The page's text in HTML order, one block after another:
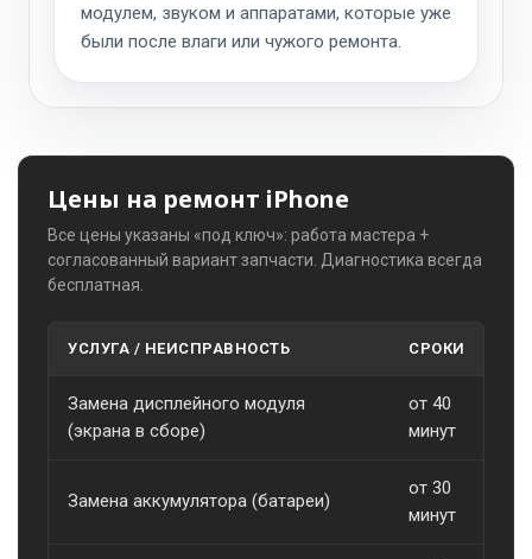
модулем, звуком и аппаратами, которые уже
были после влаги или чужого ремонта.
Цены на ремонт iPhone
Все цены указаны «под ключ»: работа мастера +
согласованный вариант запчасти. Диагностика всегда
бесплатная.
УСЛУГА / НЕИСПРАВНОСТЬ СРОКИ
Замена дисплейного модуля
(экрана в сборе)
от 40
минут
Замена аккумулятора (батареи)
от 30
минут